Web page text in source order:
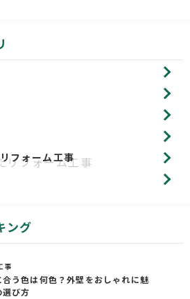
フォーム工事
ング
事
合う色は何色？外壁をおしゃれに魅
び方